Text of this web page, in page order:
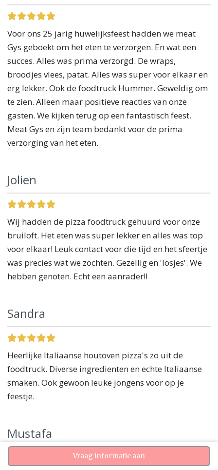
Vraag informatie aan
Voor ons 25 jarig huwelijksfeest hadden we meat
Gys geboekt om het eten te verzorgen. En wat een
succes. Alles was prima verzorgd. De wraps,
broodjes vlees, patat. Alles was super voor elkaar en
erg lekker. Ook de foodtruck Hummer. Geweldig om
te zien. Alleen maar positieve reacties van onze
gasten. We kijken terug op een fantastisch feest.
Meat Gys en zijn team bedankt voor de prima
verzorging van het eten.
Jolien
Wij hadden de pizza foodtruck gehuurd voor onze
bruiloft. Het eten was super lekker en alles was top
voor elkaar! Leuk contact voor die tijd en het sfeertje
was precies wat we zochten. Gezellig en 'losjes'. We
hebben genoten. Echt een aanrader!!
Sandra
Heerlijke Italiaanse houtoven pizza's zo uit de
foodtruck. Diverse ingredienten en echte Italiaanse
smaken. Ook gewoon leuke jongens voor op je
feestje.
Mustafa